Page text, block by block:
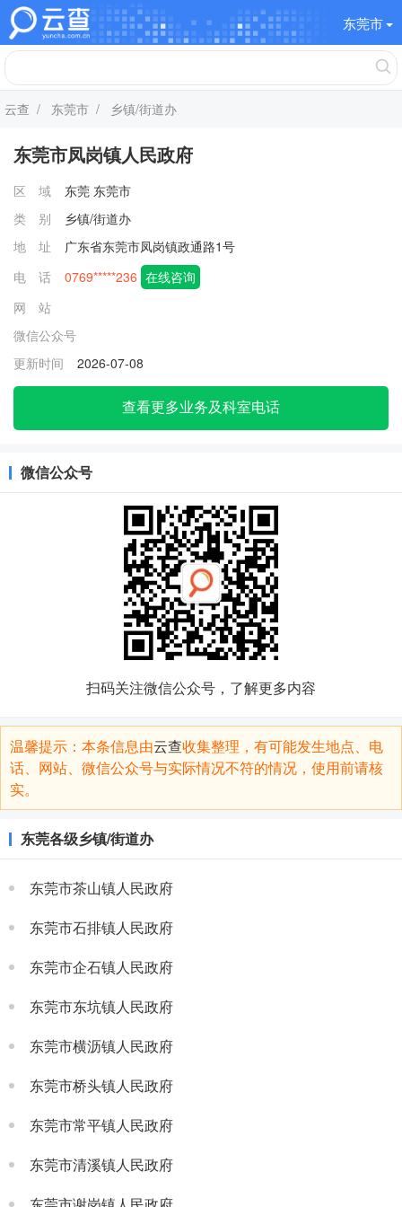
东莞市
云查 / 东莞市 / 乡镇/街道办
东莞市凤岗镇人民政府
区 域 东莞 东莞市
类 别
乡镇/街道办
地 址
广东省东莞市凤岗镇政通路1号
电 话
0769*****236 在线咨询
网 站
微信公众号
更新时间
2026-07-08
查看更多业务及科室电话
微信公众号
扫码关注微信公众号，了解更多内容
温馨提示：本条信息由云查收集整理，有可能发生地点、电
话、网站、微信公众号与实际情况不符的情况，使用前请核
实。
东莞各级乡镇/街道办
东莞市茶山镇人民政府
东莞市石排镇人民政府
东莞市企石镇人民政府
东莞市东坑镇人民政府
东莞市横沥镇人民政府
东莞市桥头镇人民政府
东莞市常平镇人民政府
东莞市清溪镇人民政府